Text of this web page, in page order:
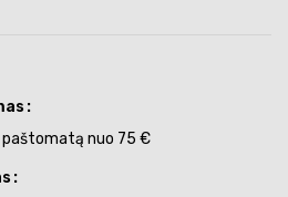
nuo 75 €